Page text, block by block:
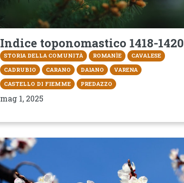
Indice toponomastico 1418-1420
STORIA DELLA COMUNITÀ ROMANÌE
CAVALESE
CADRUBIO
CARANO DAIANO
VARENA
CASTELLO DI FIEMME
PREDAZZO
mag 1, 2025